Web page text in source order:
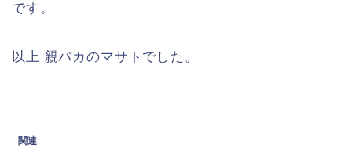
です。
以上 親バカのマサトでした。
関連